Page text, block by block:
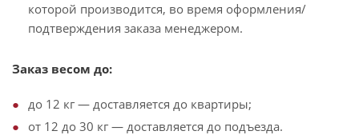
которой производится, во время оформления/
подтверждения заказа менеджером.
Заказ весом до:
до 12 кг — доставляется до квартиры;
от 12 до 30 кг — доставляется до подъезда.